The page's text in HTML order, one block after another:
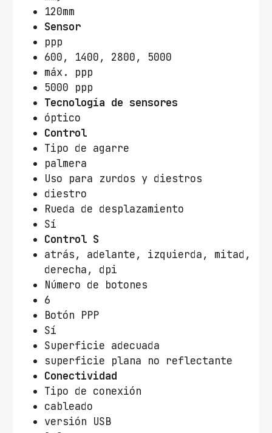
120mm
Sensor
ppp
600, 1400, 2800, 5000
máx. ppp
5000 ppp
Tecnología de sensores
óptico
Control
Tipo de agarre
palmera
Uso para zurdos y diestros
diestro
Rueda de desplazamiento
Sí
Control S
atrás, adelante, izquierda, mitad,
derecha, dpi
Número de botones
6
Botón PPP
Sí
Superficie adecuada
superficie plana no reflectante
Conectividad
Tipo de conexión
cableado
versión USB